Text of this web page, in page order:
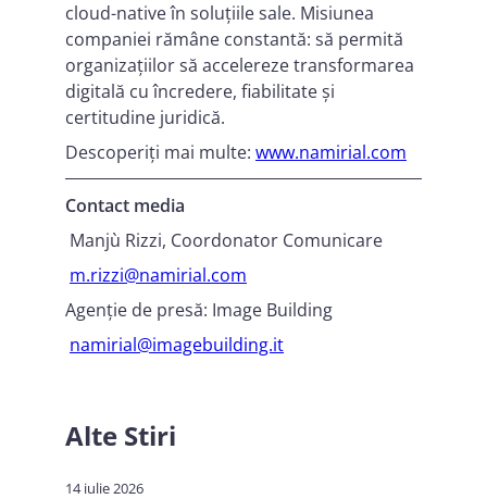
cloud-native în soluțiile sale. Misiunea
companiei rămâne constantă: să permită
organizațiilor să accelereze transformarea
digitală cu încredere, fiabilitate și
certitudine juridică.
Descoperiți mai multe: www.namirial.com
Contact media
Manjù Rizzi, Coordonator Comunicare
m.rizzi@namirial.com
Agenție de presă: Image Building
namirial@imagebuilding.it
Alte Stiri
14 iulie 2026